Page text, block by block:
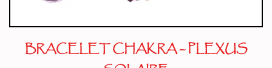
BRACELET CHAKRA – PLEXUS